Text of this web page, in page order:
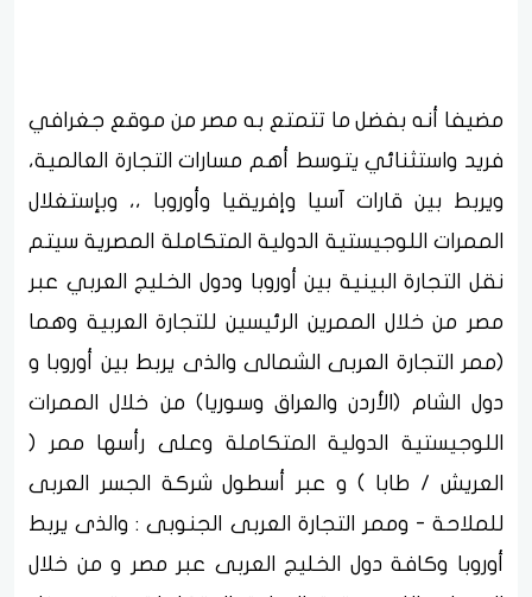
مضيفا أنه بفضل ما تتمتع به مصر من موقع جغرافي
فريد واستثنائي يتوسط أهم مسارات التجارة العالمية،
ويربط بين قارات آسيا وإفريقيا وأوروبا ،، وبإستغلال
الممرات اللوجيستية الدولية المتكاملة المصرية سيتم
نقل التجارة البينية بين أوروبا ودول الخليج العربي عبر
مصر من خلال الممرين الرئيسين للتجارة العربية وهما
(ممر التجارة العربى الشمالى والذى يربط بين أوروبا و
دول الشام (الأردن والعراق وسوريا) من خلال الممرات
اللوجيستية الدولية المتكاملة وعلى رأسها ممر (
العريش / طابا ) و عبر أسطول شركة الجسر العربى
للملاحة - وممر التجارة العربى الجنوبى : والذى يربط
أوروبا وكافة دول الخليج العربى عبر مصر و من خلال